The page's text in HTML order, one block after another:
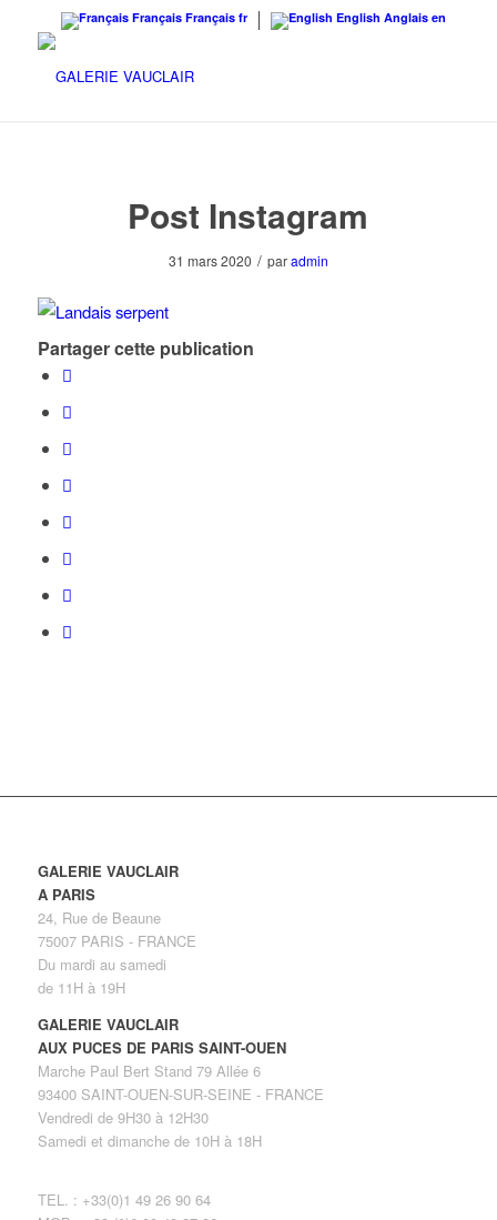
Français Français fr English Anglais en
Post Instagram
31 mars 2020 / paradmin
Partager cette publication
GALERIE VAUCLAIR
A PARIS
24, Rue de Beaune
75007 PARIS - FRANCE
Du mardi au samedi
de 11H à 19H
GALERIE VAUCLAIR
AUX PUCES DE PARIS SAINT-OUEN
Marche Paul Bert Stand 79 Allée 6
93400 SAINT-OUEN-SUR-SEINE - FRANCE
Vendredi de 9H30 à 12H30
Samedi et dimanche de 10H à 18H
TEL. : +33(0)1 49 26 90 64